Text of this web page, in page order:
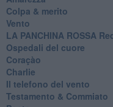
Colpa & merito
Vento
​LA PANCHINA ROSSA
Ospedali del cuore
Coraçào
Charlie
Il telefono del vento
Testamento & Commiato